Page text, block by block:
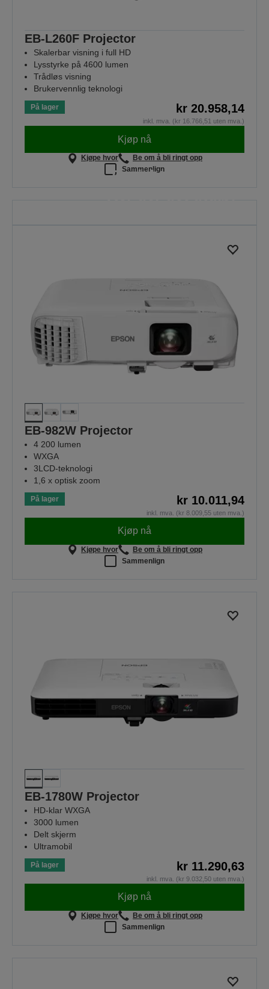
EB-L260F Projector
Skalerbar visning i full HD
Lysstyrke på 4600 lumen
Trådløs visning
Brukervennlig teknologi
På lager kr 20.958,14
inkl. mva. (kr 16.766,51 uten mva.)
Kjøp nå
Kjøpe hvor
Be om å bli ringt opp
Sammenlign
Projektorer som
EB-982W Projector
4 200 lumen
WXGA
3LCD-teknologi
1,6 x optisk zoom
På lager kr 10.011,94
inkl. mva. (kr 8.009,55 uten mva.)
Kjøp nå
Kjøpe hvor
Be om å bli ringt opp
Sammenlign
EB-1780W Projector
HD-klar WXGA
3000 lumen
Delt skjerm
Ultramobil
På lager kr 11.290,63
inkl. mva. (kr 9.032,50 uten mva.)
Kjøp nå
Kjøpe hvor
Be om å bli ringt opp
Sammenlign